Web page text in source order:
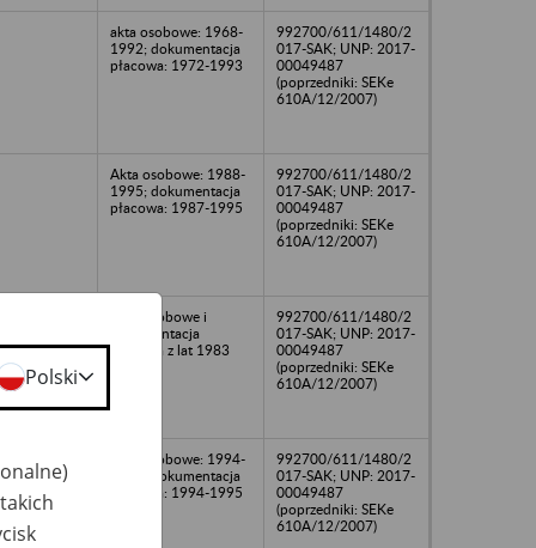
akta osobowe: 1968-
1992; dokumentacja
płacowa: 1972-1993
992700/611/1480/2
017-SAK; UNP: 2017-
00049487
(poprzedniki: SEKe
610A/12/2007)
Akta osobowe: 1988-
1995; dokumentacja
płacowa: 1987-1995
992700/611/1480/2
017-SAK; UNP: 2017-
00049487
(poprzedniki: SEKe
610A/12/2007)
Akta osobowe i
dokumentacja
płacowa z lat 1983
992700/611/1480/2
017-SAK; UNP: 2017-
00049487
(poprzedniki: SEKe
610A/12/2007)
Akta osobowe: 1994-
1997; dokumentacja
płacowa: 1994-1995
992700/611/1480/2
017-SAK; UNP: 2017-
00049487
(poprzedniki: SEKe
610A/12/2007)
Polski